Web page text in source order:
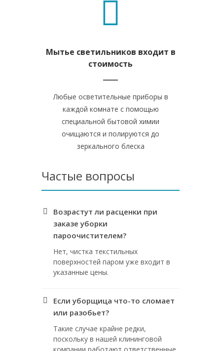
Мытье светильников входит в
стоимость
Любые осветительные приборы в
каждой комнате с помощью
специальной бытовой химии
очищаются и полируются до
зеркального блеска
Частые вопросы
Возрастут ли расценки при
заказе уборки
пароочистителем?
Нет, чистка текстильных
поверхностей паром уже входит в
указанные цены.
Если уборщица что-то сломает
или разобьет?
Такие случае крайне редки,
поскольку в нашей клининговой